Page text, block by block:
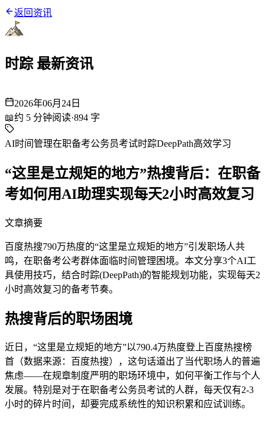
返回资讯
时踪 最新资讯
2026年06月24日
📖约 5 分钟阅读·894 字
AI时间管理在职备考公务员考试时踪DeepPath高效学习
“这里是立规矩的地方”热搜背后：在职备
考如何用AI助理实现每天2小时高效复习
文章摘要
百度热搜790万热度的“这里是立规矩的地方”引发职场人共
鸣，在职备考公考群体面临时间管理困境。本文分享3个AI工
具使用技巧，结合时踪(DeepPath)的智能规划功能，实现每天2
小时高效复习的备考节奏。
热搜背后的职场困境
近日，“这里是立规矩的地方”以790.4万热度登上百度热搜榜
首（数据来源：百度热搜），这句话道出了当代职场人的普遍
焦虑——在规章制度严明的职场环境中，如何平衡工作与个人
发展。特别是对于在职备考公务员考试的人群，每天仅有2-3
小时的碎片时间，却要完成系统性的知识积累和应试训练。